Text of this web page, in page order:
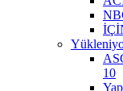
10